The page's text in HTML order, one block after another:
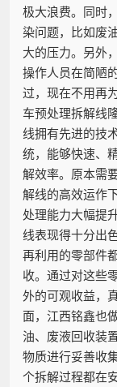
极大浪费。同时
染问题，比如废
大的压力。另外
操作人员在简陋
过，现在不用再
车预处理拆解线
线拥有先进的技
统，能够快速、
解效率。原本需
解线的高效运作
处理能力大幅提
线表现得十分出
再利用的零部件
收。通过对这些
外的可观收益，
面，江西铭鑫也
油、废液回收装
物质进行妥善收
个拆解过程都在